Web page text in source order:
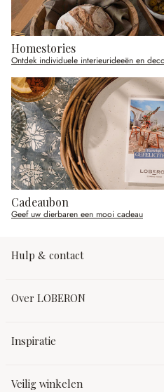
Homestories
Ontdek individuele interieurideeën en
Cadeaubon
Geef uw dierbaren een mooi cadeau
Hulp & contact
Over LOBERON
Inspiratie
Veilig winkelen